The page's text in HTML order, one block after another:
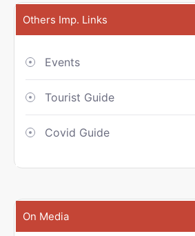
Others Imp. Links
Events
Tourist Guide
Covid Guide
On Media